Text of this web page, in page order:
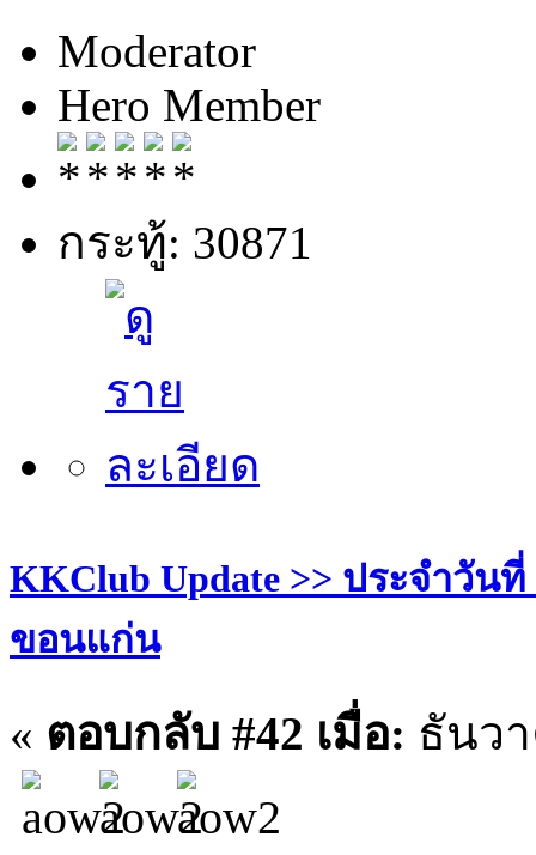
Moderator
Hero Member
กระทู้: 30871
KKClub Update >> ประจำวันที่
ขอนแก่น
« ตอบกลับ #42 เมื่อ: ธันวา